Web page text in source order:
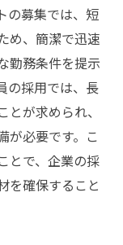
の募集では、短
め、簡潔で迅速
勤務条件を提示
の採用では、長
が求められ、
が必要です。こ
とで、企業の採
を確保すること